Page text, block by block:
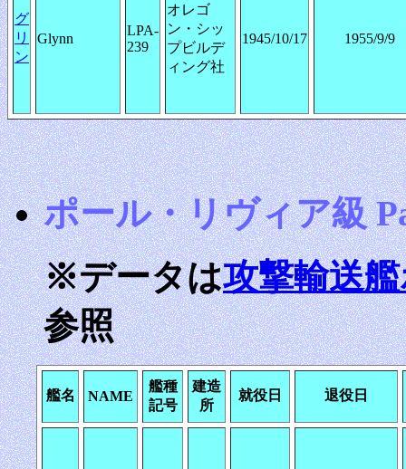
グ
リ
ン
Glynn
LPA-
239
オレゴ
ン・シッ
プビルデ
ィング社
1945/10/17 1955/9/9
ポール・リヴィア級
※データは攻撃輸送
参照
艦名 NAME
艦種
記号
建造
所
就役日 退役日